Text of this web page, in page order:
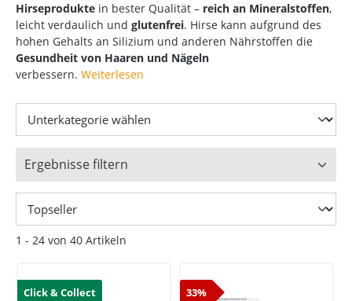
Hirseprodukte in bester Qualität – reich an Mineralstoffen,
leicht verdaulich und glutenfrei. Hirse kann aufgrund des
hohen Gehalts an Silizium und anderen Nährstoffen die
Gesundheit von Haaren und Nägeln
verbessern. Weiterlesen
Ergebnisse filtern
1 - 24 von 40 Artikeln
Click & Collect 33%